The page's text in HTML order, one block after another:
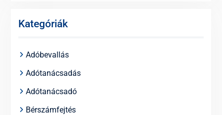
Kategóriák
Adóbevallás
Adótanácsadás
Adótanácsadó
Bérszámfejtés